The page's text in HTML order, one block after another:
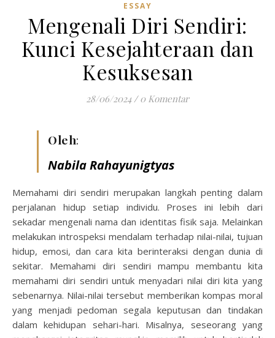
ESSAY
Mengenali Diri Sendiri:
Kunci Kesejahteraan dan
Kesuksesan
28/06/2024 / 0 Komentar
Oleh:
Nabila Rahayunigtyas
Memahami diri sendiri merupakan langkah penting dalam
perjalanan hidup setiap individu. Proses ini lebih dari
sekadar mengenali nama dan identitas fisik saja. Melainkan
melakukan introspeksi mendalam terhadap nilai-nilai, tujuan
hidup, emosi, dan cara kita berinteraksi dengan dunia di
sekitar. Memahami diri sendiri mampu membantu kita
memahami diri sendiri untuk menyadari nilai diri kita yang
sebenarnya. Nilai-nilai tersebut memberikan kompas moral
yang menjadi pedoman segala keputusan dan tindakan
dalam kehidupan sehari-hari. Misalnya, seseorang yang